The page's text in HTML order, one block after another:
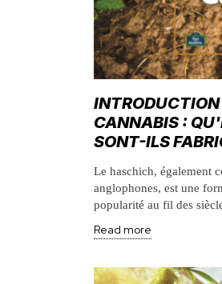
CANNABIS :
SONT-ILS
Le haschich, également
anglophones, est une
popularité au fil des
Read more